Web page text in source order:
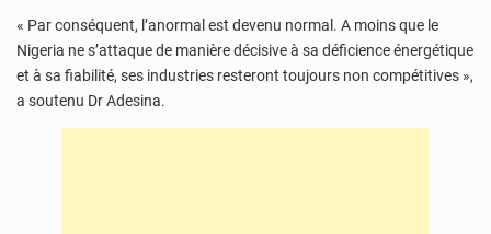
« Par conséquent, l’anormal est devenu normal. A moins que le
Nigeria ne s’attaque de manière décisive à sa déficience énergétique
et à sa fiabilité, ses industries resteront toujours non compétitives »,
a soutenu Dr Adesina.